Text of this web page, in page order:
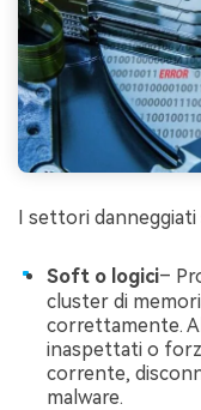
I settori danneggiati
Soft o logici–
cluster di
correttamente.
inaspettati o
corrente,
malware.